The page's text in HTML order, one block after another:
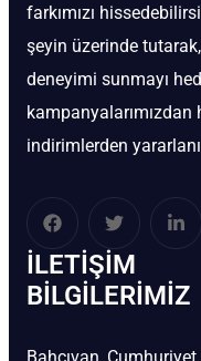
farkımızı
şeyin üzerinde
deneyimi sunmayı
indirimlerden
İLETIŞIM
BİLGILERIMIZ
Bahçıvan, Cumhuriyet